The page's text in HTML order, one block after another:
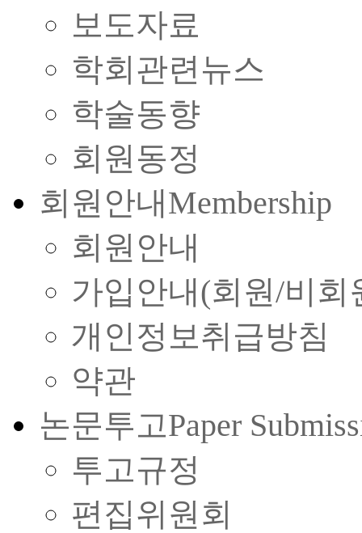
보도자료
학회관련뉴스
학술동향
회원동정
회원안내Membership
회원안내
가입안내(회원/비회
개인정보취급방침
약관
논문투고Paper
투고규정
편집위원회